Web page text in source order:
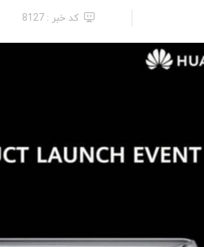
کد خبر : 8127